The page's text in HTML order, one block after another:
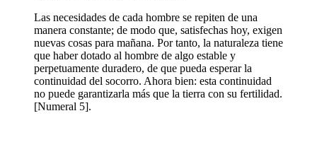
Las necesidades de cada hombre se repiten de una
manera constante; de modo que, satisfechas hoy, exigen
nuevas cosas para mañana. Por tanto, la naturaleza tiene
que haber dotado al hombre de algo estable y
perpetuamente duradero, de que pueda esperar la
continuidad del socorro. Ahora bien: esta continuidad
no puede garantizarla más que la tierra con su fertilidad.
[Numeral 5].